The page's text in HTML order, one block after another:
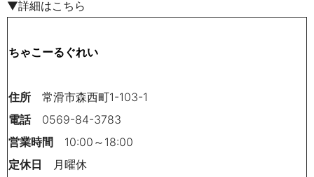
▼詳細はこちら
ちゃこーるぐれい
住所 常滑市森西町1-103-1
電話 0569-84-3783
営業時間 10:00～18:00
定休日 月曜休